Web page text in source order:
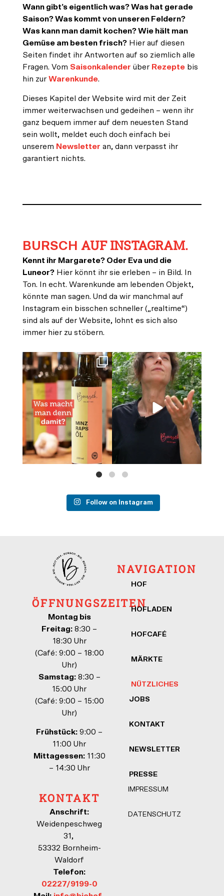
Wann gibt’s eigentlich was? Was hat gerade
Saison? Was kommt von unseren Feldern?
Was kann man damit kochen? Wie hält man
Gemüse am besten frisch?Hier auf diesen
Seiten findet ihr Antworten auf so ziemlich alle
Fragen. Vom Saisonkalender über Rezeptebis
hin zur Warenkunde.
Dieses Kapitel der Website wird mit der Zeit
immer weiterwachsen und gedeihen – wenn ihr
ganz bequem immer auf dem neuesten Stand
sein wollt, meldet euch doch einfach bei
unserem Newsletter an, dann verpasst ihr
garantiert nichts.
BURSCH AUF INSTAGRAM.
Kennt ihr Margarete? Oder Eva und die
Luneor?Hier könnt ihr sie erleben – in Bild. In
Ton. In echt. Warenkunde am lebenden Objekt,
könnte man sagen. Und da wir manchmal auf
Instagram ein bisschen schneller („realtime“)
sind als auf der Website, lohnt es sich also
immer hier zu stöbern.
Minz-Öl?
Damit kann ganz herrlich
frische, ...
Der Sommer lässt sich ganz
einfach im Airfryer...
45 1
Follow on Instagram
ÖFFNUNGSZEITEN
Montag bis
Freitag: 8:30 –
18:30 Uhr
(Café: 9:00 – 18:00
Uhr)
Samstag:8:30 –
15:00 Uhr
(Café: 9:00 – 15:00
Uhr)
Frühstück: 9:00 –
11:00 Uhr
Mittagessen:11:30
– 14:30 Uhr
KONTAKT
Anschrift:
Weidenpeschweg
31,
53332 Bornheim-
Waldorf
Telefon:
02227/9199-0
NAVIGATION
HOF
HOFLADEN
HOFCAFÉ
MÄRKTE
NÜTZLICHES
JOBS
KONTAKT
NEWSLETTER
PRESSE
IMPRESSUM
DATENSCHUTZ